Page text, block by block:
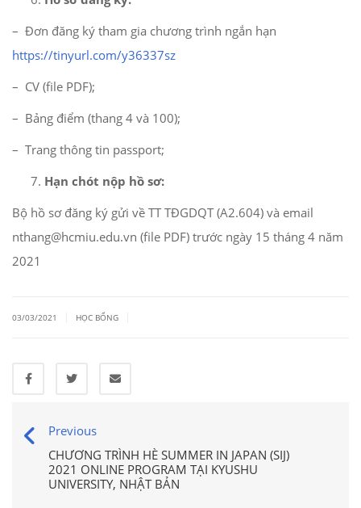
– Đơn đăng ký tham gia chương trình ngắn hạn
https://tinyurl.com/y36337sz
– CV (file PDF);
– Bảng điểm (thang 4 và 100);
– Trang thông tin passport;
Hạn chót nộp hồ sơ:
Bộ hồ sơ đăng ký gửi về TT TĐGDQT (A2.604) và email
nthang@hcmiu.edu.vn (file PDF) trước ngày 15 tháng 4 năm
2021
03/03/2021 HỌC BỔNG
Previous
CHƯƠNG TRÌNH HÈ SUMMER IN JAPAN (SIJ)
2021 ONLINE PROGRAM TẠI KYUSHU
UNIVERSITY, NHẬT BẢN